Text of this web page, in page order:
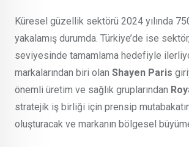
Küresel güzellik sektörü 2024 yılında
yakalamış durumda. Türkiye’de ise
seviyesinde tamamlama hedefiyle
markalarından biri olan Shayen Paris
önemli üretim ve sağlık gruplarından
stratejik iş birliği için prensip
oluşturacak ve markanın bölgesel